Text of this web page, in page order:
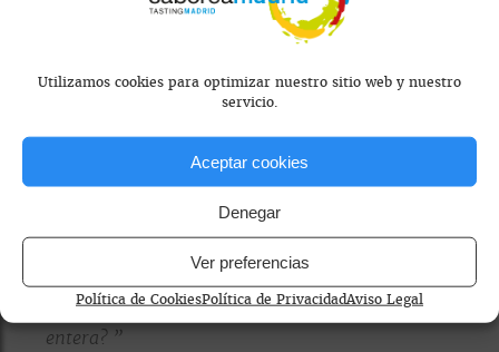
Utilizamos cookies para optimizar nuestro sitio web y nuestro
servicio.
Aceptar cookies
Denegar
Ver preferencias
Política de CookiesPolítica de PrivacidadAviso Legal
Comentarios:
@silvia.walks:“¿Sirve más si te sumerges
entera? ”